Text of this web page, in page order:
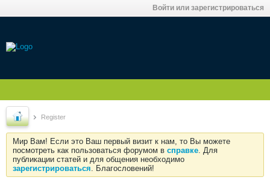
Войти или зарегистрироваться
Register
Мир Вам! Если это Ваш первый визит к нам, то Вы можете
посмотреть как пользоваться форумом в справке. Для
публикации статей и для общения необходимо
зарегистрироваться. Благословений!